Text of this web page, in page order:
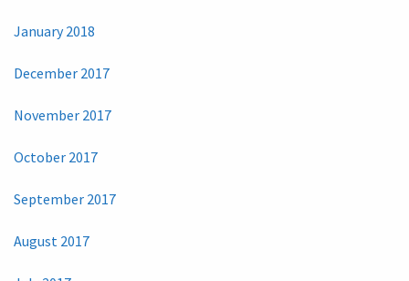
January 2018
December 2017
November 2017
October 2017
September 2017
August 2017